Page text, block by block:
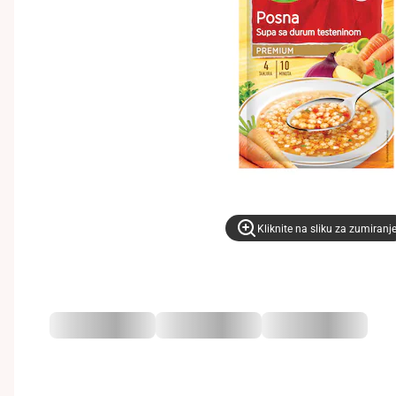
Kliknite na sliku za zumiranje